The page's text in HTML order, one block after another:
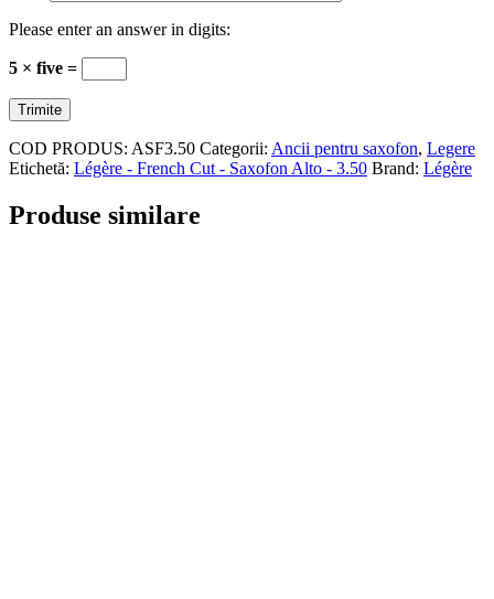
Please enter an answer in digits:
5 × five =
COD PRODUS: ASF3.50 Categorii: Ancii pentru saxofon, Legere
Etichetă: Légère - French Cut - Saxofon Alto - 3.50 Brand: Légère
Produse similare